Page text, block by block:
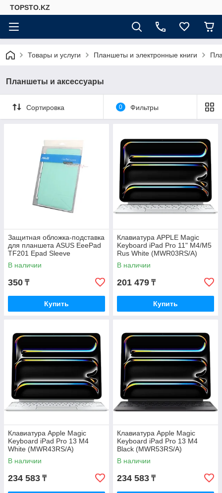
TOPSTO.KZ
Товары и услуги Планшеты и электронные книги
Планшеты и аксессуары
Сортировка 0 Фильтры
Защитная обложка-подставка
для планшета ASUS EeePad
TF201 Epad Sleeve
В наличии
350 ₸
Купить
Клавиатура APPLE Magic
Keyboard iPad Pro 11" M4/M5
Rus White (MWR03RS/A)
В наличии
201 479 ₸
Купить
Клавиатура Apple Magic
Keyboard iPad Pro 13 M4
White (MWR43RS/A)
В наличии
234 583 ₸
Клавиатура Apple Magic
Keyboard iPad Pro 13 M4
Black (MWR53RS/A)
В наличии
234 583 ₸